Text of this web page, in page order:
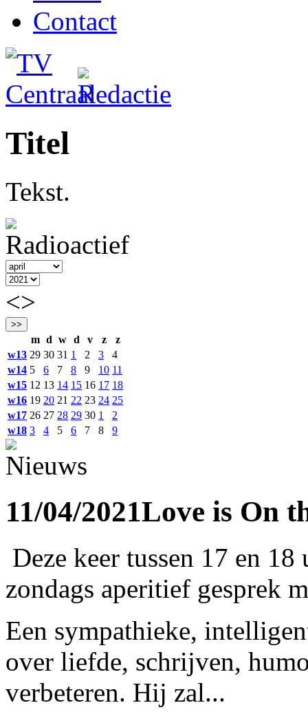
Contact
Titel
Tekst.
<>
m d w d v z
z
w13 29 30 31 1 2 3
4
w14 5 6 7 8 9 10 11
w15 12 13 14 15 16 17 18
w16 19 20 21 22 23 24 25
w17 26 27 28 29 30 1
2
w18 3 4 5 6 7 8 9
11/04/2021Love is On
Deze keer tussen 17 en
zondags aperitief gesprek
Een sympathieke,
over liefde, schrijven,
verbeteren. Hij zal...